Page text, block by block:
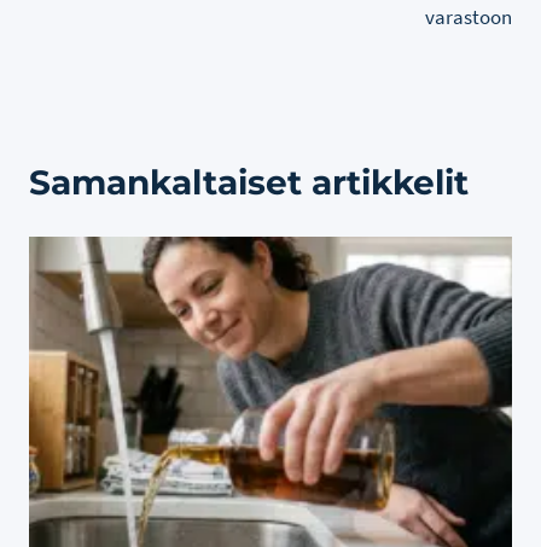
varastoon
Samankaltaiset artikkelit